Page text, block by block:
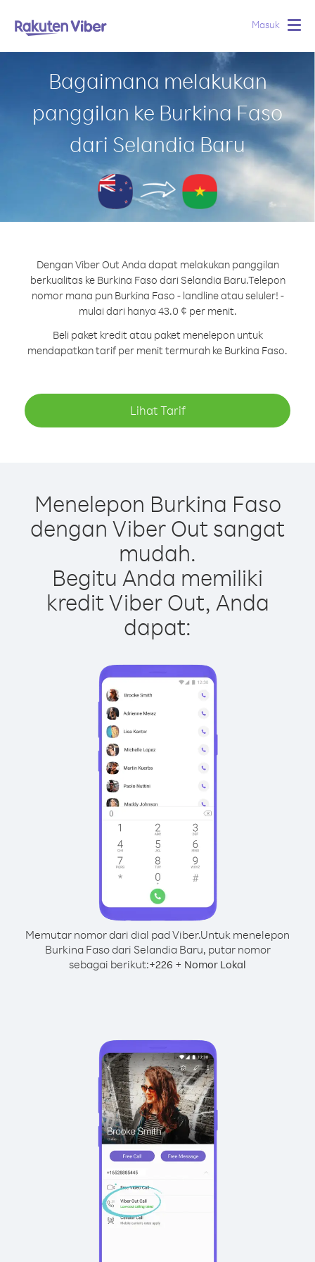
Masuk
Bagaimana melakukan
panggilan ke Burkina Faso
dari Selandia Baru
Dengan Viber Out Anda dapat melakukan panggilan
berkualitas ke Burkina Faso dari Selandia Baru.Telepon
nomor mana pun Burkina Faso - landline atau seluler! -
mulai dari hanya 43.0 ¢ per menit.
Beli paket kredit atau paket menelepon untuk
mendapatkan tarif per menit termurah ke Burkina Faso.
Lihat Tarif
Menelepon Burkina Faso
dengan Viber Out sangat
mudah.
Begitu Anda memiliki
kredit Viber Out, Anda
dapat:
Memutar nomor dari dial pad Viber.Untuk menelepon
Burkina Faso dari Selandia Baru, putar nomor
sebagai berikut:+226 + Nomor Lokal